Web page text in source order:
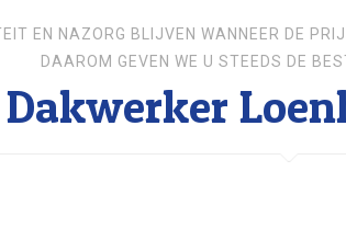
EN NAZORG BLIJVEN WANNEER DE
DAAROM GEVEN WE U STEEDS DE
Dakwerker